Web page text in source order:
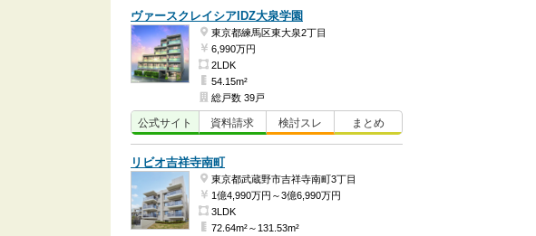
ヴァースクレイシアIDZ大泉学園
東京都練馬区東大泉2丁目
6,990万円
2LDK
54.15m²
総戸数 39戸
公式サイト 資料請求 検討スレ まとめ
リビオ吉祥寺南町
東京都武蔵野市吉祥寺南町3丁目
1億4,990万円～3億6,990万円
3LDK
72.64m²～131.53m²